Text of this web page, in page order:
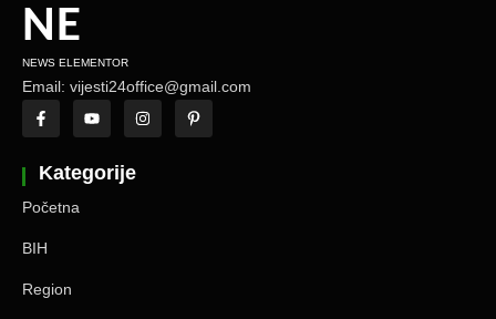
NE
NEWS ELEMENTOR
Email: vijesti24office@gmail.com
Kategorije
Početna
BIH
Region